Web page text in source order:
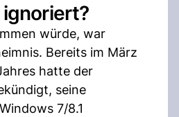
würde, war
Bereits im März
hatte der
seine
7/8.1